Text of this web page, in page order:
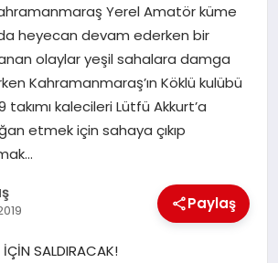
Yerel Amatör küme
heyecan devam ederken bir
olaylar yeşil sahalara damga
Kahramanmaraş’ın Köklü kulübü
kalecileri Lütfü Akkurt’a
etmek için sahaya çıkıp
Paylaş